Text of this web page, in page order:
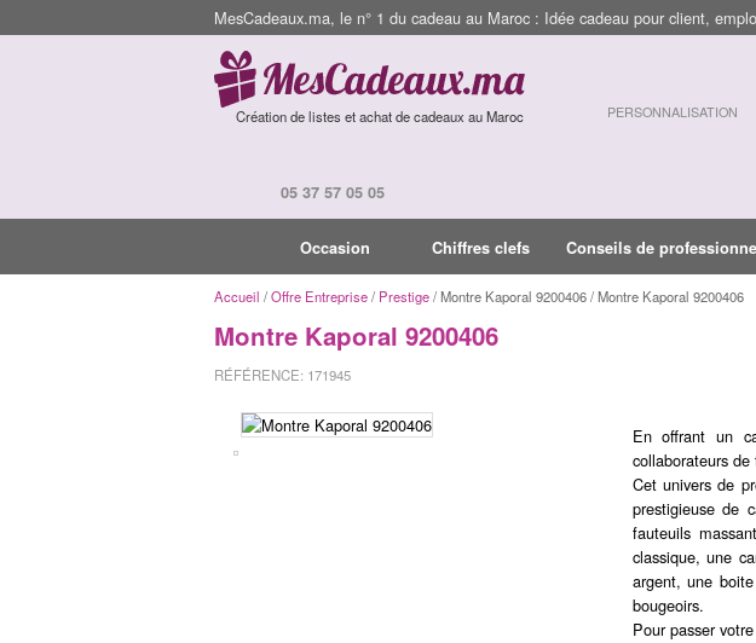
MesCadeaux.ma, le n° 1 du cadeau au Maroc : Idée cadeau pour client,
Création de listes et achat de cadeaux au Maroc PERSONNALISATION
05 37 57 05 05
Occasion Chiffres clefs Conseils de
Accueil /Offre Entreprise/ Prestige/ Montre Kaporal 9200406 / Montre Kaporal 9200406
Montre Kaporal 9200406
RÉFÉRENCE: 171945
En offrant un
collaborateurs de
Cet univers de
prestigieuse de
fauteuils
classique, une
argent, une
bougeoirs.
Pour passer